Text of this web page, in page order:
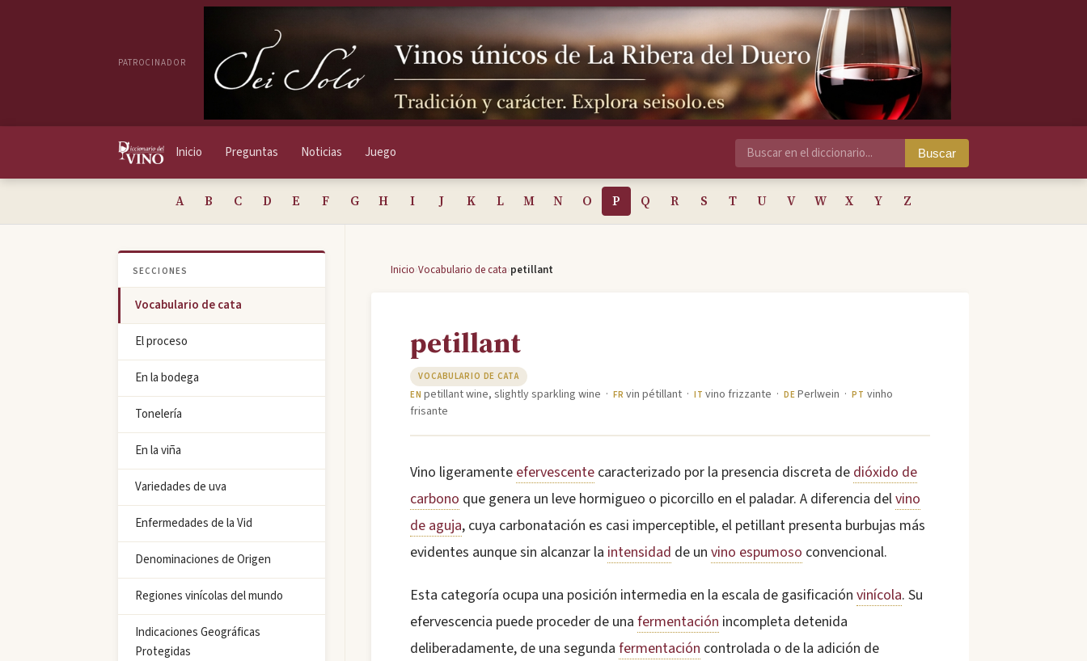
PATROCINADOR
Inicio Preguntas Noticias Juego Buscar
A B C D E F G H I J K L M N O P Q R S T U V W X Y Z
SECCIONES
Vocabulario de cata
El proceso
En la bodega
Tonelería
En la viña
Variedades de uva
Enfermedades de la Vid
Denominaciones de Origen
Regiones vinícolas del mundo
Indicaciones Geográficas
Protegidas
Inicio›Vocabulario de cata›petillant
petillant
VOCABULARIO DE CATA
EN petillant wine, slightly sparkling wine ·FR vin pétillant ·IT vino frizzante ·DE Perlwein ·PT vinho
frisante
Vino ligeramente efervescente caracterizado por la presencia discreta de dióxido de
carbono que genera un leve hormigueo o picorcillo en el paladar. A diferencia delvino
de aguja, cuya carbonatación es casi imperceptible, el petillant presenta burbujas más
evidentes aunque sin alcanzar la intensidad de un vino espumoso convencional.
Esta categoría ocupa una posición intermedia en la escala de gasificación vinícola. Su
efervescencia puede proceder de una fermentación incompleta detenida
deliberadamente, de una segunda fermentación controlada o de la adición de